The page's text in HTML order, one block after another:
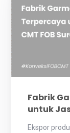
Fabrik
untuk
Ekspor